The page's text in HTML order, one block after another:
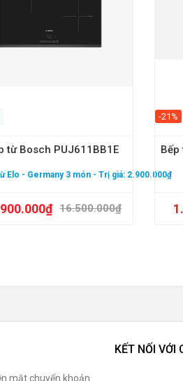
từ Bosch PUJ611BB1E
Elo - Germany 3 món - Trị giá: 2.900.000₫
16.500.000₫
₫
-21%
Bếp
mặt chuyển khoản
KẾT NỐI VỚI